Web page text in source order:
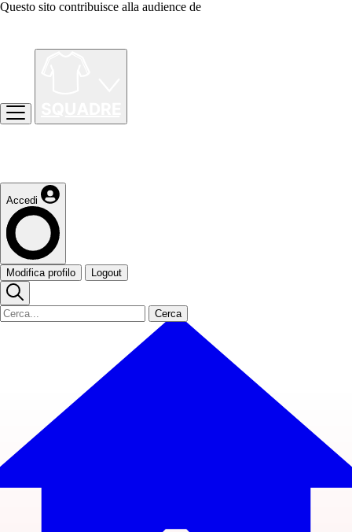
Questo sito contribuisce alla audience de
Accedi
Modifica profilo Logout
Cerca